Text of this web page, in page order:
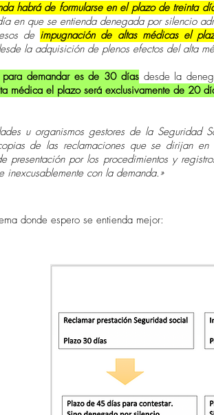
habrá de formularse en el plazo de treinta
en que se entienda denegada por silencio
de impugnación de altas médicas el
la adquisición de plenos efectos del alta
para demandar es de 30 díasdesde la
médica el plazo será exclusivamente de 20
u organismos gestores de la Seguridad
de las reclamaciones que se dirijan
presentación por los procedimientos y
inexcusablemente con la demanda.»
donde espero se entienda mejor: